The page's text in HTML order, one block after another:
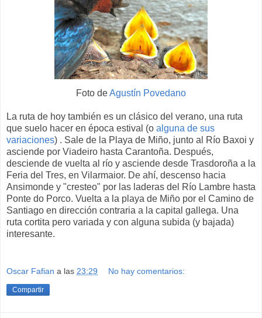
Foto deAgustín Povedano
La ruta de hoy también es un clásico del verano, una ruta
que suelo hacer en época estival (o alguna de sus
variaciones) . Sale de la Playa de Miño, junto al Río Baxoi y
asciende por Viadeiro hasta Carantoña. Después,
desciende de vuelta al río y asciende desde Trasdoroña a la
Feria del Tres, en Vilarmaior. De ahí, descenso hacia
Ansimonde y "cresteo" por las laderas del Río Lambre hasta
Ponte do Porco. Vuelta a la playa de Miño por el Camino de
Santiago en dirección contraria a la capital gallega. Una
ruta cortita pero variada y con alguna subida (y bajada)
interesante.
Oscar Fafian a las 23:29 No hay comentarios:
Compartir